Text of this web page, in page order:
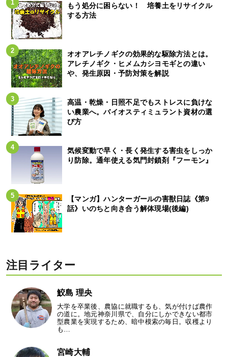
もう処分に困らない！ 培養土をリサイクル
する方法
オオアレチノギクの効果的な駆除方法とは。
アレチノギク・ヒメムカシヨモギとの違い
や、発生原因・予防対策を解説
高温・乾燥・日照不足でもストレスに負けな
い農業へ。バイオスティミュラント資材の選
び方
気候変動で早く・長く発生する害虫をしっか
り防除。通年使える気門封鎖剤『フーモン』
【マンガ】ハンターガールの害獣日誌《第9
話》いのちと向き合う解体現場(後編)
注目ライター
鮫島 理央
大学を卒業後、農協に就職するも、気が付けば農作
の道に。地元神奈川県で、自分にしかできない都市
型農業を実現するため、暗中模索の毎日。収穫より
も…
宮崎大輔